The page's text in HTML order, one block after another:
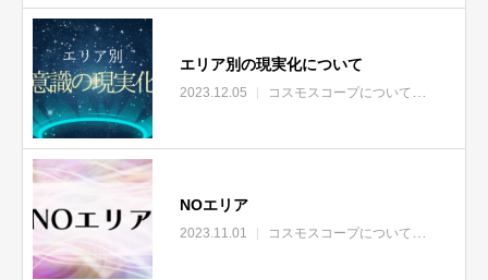
エリア別の現実化について
2023.12.05 コスモスコープについて エリア
NOエリア
2023.11.01 コスモスコープについて エリア